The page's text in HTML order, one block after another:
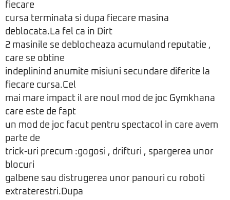
fiecare
cursa terminata si dupa fiecare masina
deblocata.La fel ca in Dirt
2 masinile se deblocheaza acumuland reputatie ,
care se obtine
indeplinind anumite misiuni secundare diferite la
fiecare cursa.Cel
mai mare impact il are noul mod de joc Gymkhana
care este de fapt
un mod de joc facut pentru spectacol in care avem
parte de
trick-uri precum :gogosi , drifturi , spargerea unor
blocuri
galbene sau distrugerea unor panouri cu roboti
extraterestri.Dupa